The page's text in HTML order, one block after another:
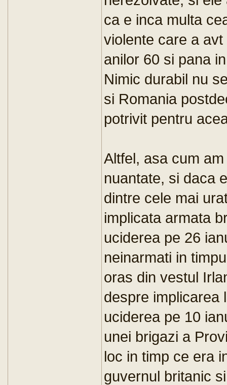
ca e inca multa
violente care a
anilor 60 si pana
Nimic durabil nu
si Romania
potrivit pentru
Altfel, asa cum
nuantate, si daca
dintre cele mai
implicata armata
uciderea pe 26
neinarmati in
oras din vestul
despre implicarea
uciderea pe 10
unei brigazi a
loc in timp ce era
guvernul britanic